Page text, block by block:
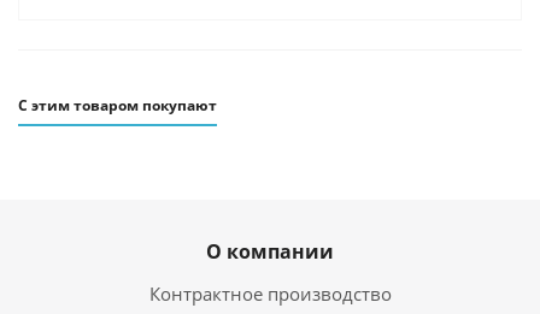
С этим товаром покупают
О компании
Контрактное производство